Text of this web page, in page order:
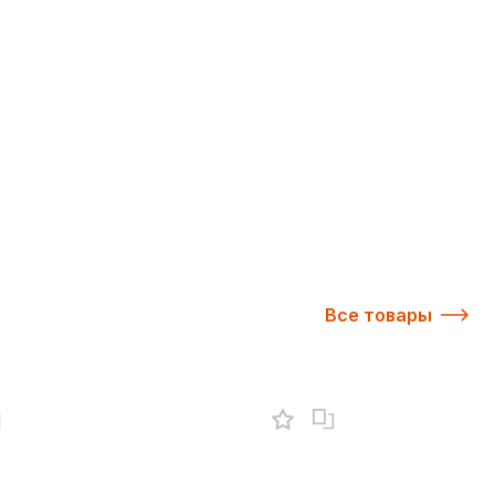
Все товары